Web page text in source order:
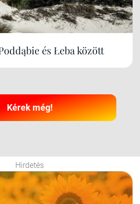
és Łeba között
Kérek még!
Hirdetés